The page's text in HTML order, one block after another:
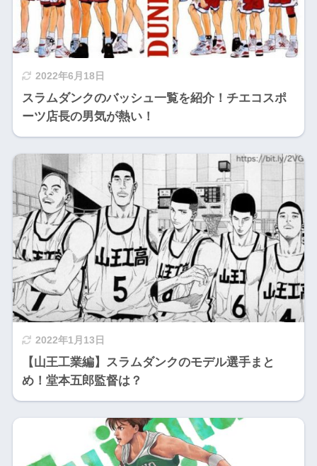
2022年6月18日
スラムダンクのバッシュ一覧を紹介！チエコスポ
ーツ店長の男気が熱い！
2022年1月13日
【山王工業編】スラムダンクのモデル選手まと
め！堂本五郎監督は？